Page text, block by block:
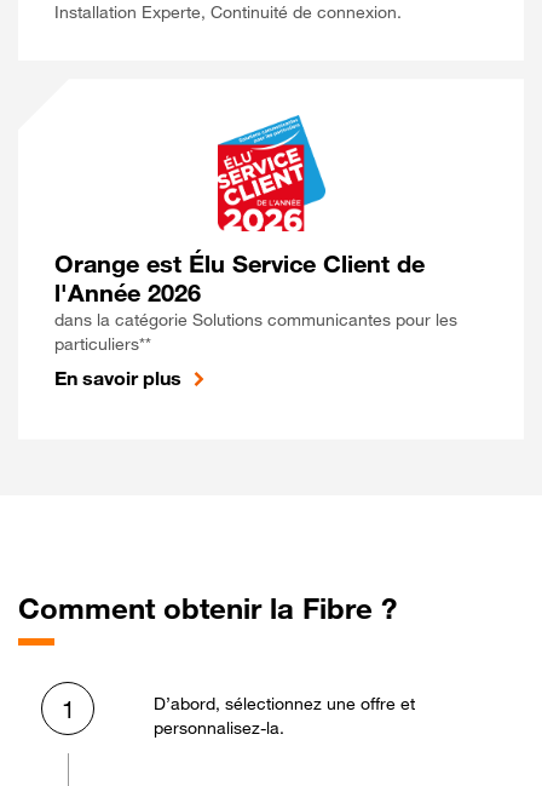
Installation Experte, Continuité de connexion.
Orange est Élu Service Client de
l'Année 2026
dans la catégorie Solutions communicantes pour les
particuliers**
En savoir plus
Comment obtenir la Fibre ?
1
D’abord, sélectionnez une offre et
personnalisez-la.